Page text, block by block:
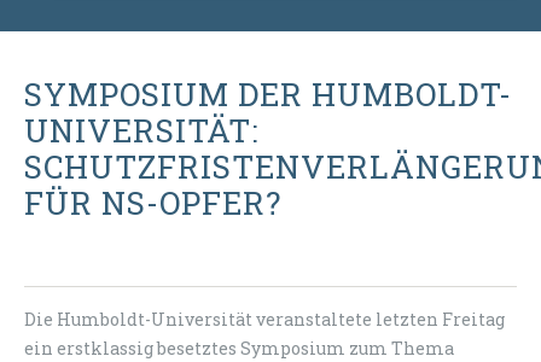
SYMPOSIUM DER HUMBOLDT-
UNIVERSITÄT:
FÜR NS-OPFER?
Die Humboldt-Universität veranstaltete letzten Freitag
ein erstklassig besetztes Symposium zum Thema